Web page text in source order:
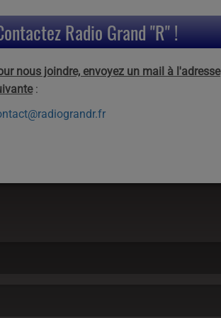
Radio Grand "R" !
nous joindre, envoyez un mail à l'adresse
: